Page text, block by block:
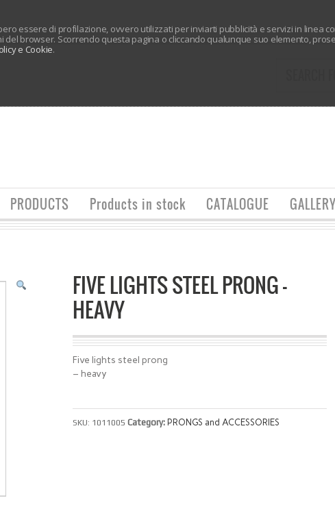
essere di profilazione, ovvero utilizzati per inviarti pubblicità e servizi in linea
del browser. Scorrendo questa pagina o cliccando qualunque suo elemento,
e Cookie.
PRODUCTS Products in stock CATALOGUE GALLERY
FIVE LIGHTS STEEL PRONG –
HEAVY
Five lights steel prong
– heavy
SKU: 1011005 Category: PRONGS and ACCESSORIES